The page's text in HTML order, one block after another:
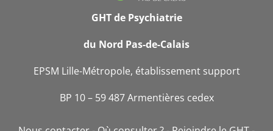
GHT de Psychiatrie
du Nord Pas-de-Calais
EPSM Lille-Métropole, établissement support
BP 10 – 59 487 Armentières cedex